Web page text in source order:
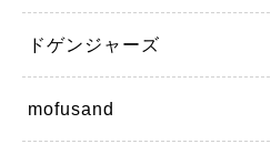
ドゲンジャーズ
mofusand